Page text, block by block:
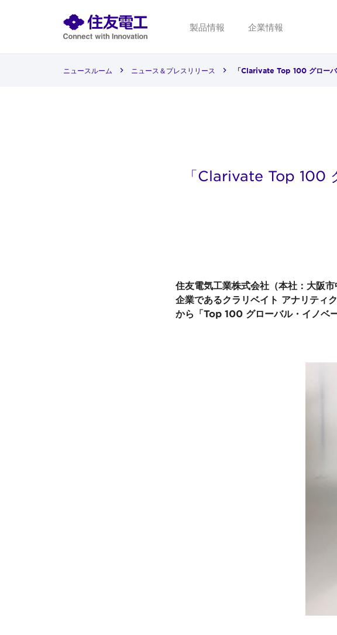
製品情報 企業情報
ニュースルーム ニュース＆プレスリリース 「Clarivate Top 100 グロー
「Clarivate Top 100
住友電気工業株式会社（本社：大阪
企業であるクラリベイト アナリティ
から「Top 100 グローバル・イノベ